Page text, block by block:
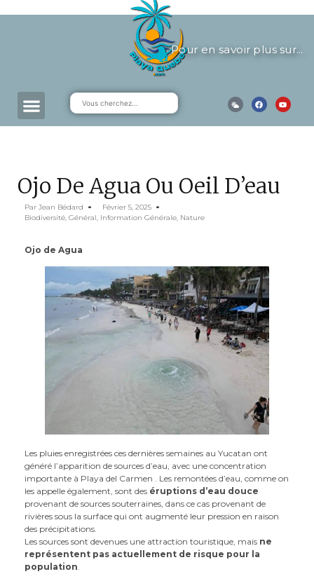
Pour en savoir plus sur...
Ojo De Agua Ou Oeil D’eau
Par Jean Bédard
Février 5, 2025
Biodiversité, Général, Information Générale, Nature
Ojo de Agua
Les pluies enregistrées ces dernières semaines au Yucatan ont
généré l’apparition de sources d’eau, avec une concentration
importante à Playa del Carmen . Les remontées d’eau, comme on
les appelle également, sont des éruptions d’eau douce
provenant de sources souterraines, dans ce cas provenant de
rivières sous la surface qui ont augmenté leur pression en raison
des précipitations.
Les sources sont devenues une attraction touristique, mais ne
représentent pas actuellement de risque pour la
population.